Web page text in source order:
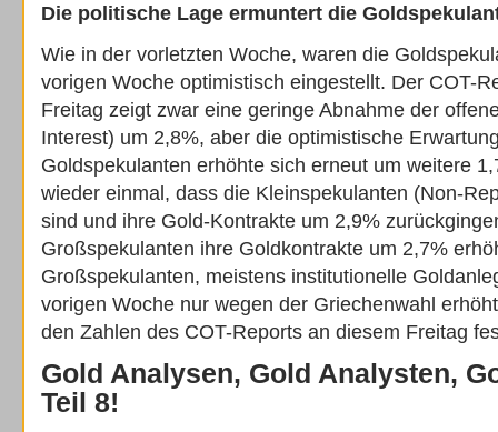
Die politische Lage ermuntert die
Wie in der vorletzten Woche, waren die
vorigen Woche optimistisch eingestellt. Der COT-
Freitag zeigt zwar eine geringe Abnahme der
Interest) um 2,8%, aber die optimistische
Goldspekulanten erhöhte sich erneut um weitere
wieder einmal, dass die Kleinspekulanten (Non-
sind und ihre Gold-Kontrakte um 2,9%
Großspekulanten ihre Goldkontrakte um 2,7%
Großspekulanten, meistens institutionelle
vorigen Woche nur wegen der Griechenwahl
den Zahlen des COT-Reports an diesem Freitag
Gold Analysen, Gold Analysten,
Teil 8!